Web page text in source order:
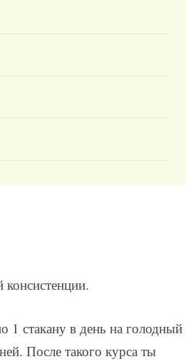
консистенции.
1 стакану в день на голодный
После такого курса ты